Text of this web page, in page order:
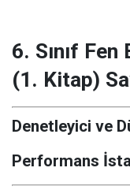
6. Sınıf Fen
(1. Kitap)
Denetleyici ve
Performans